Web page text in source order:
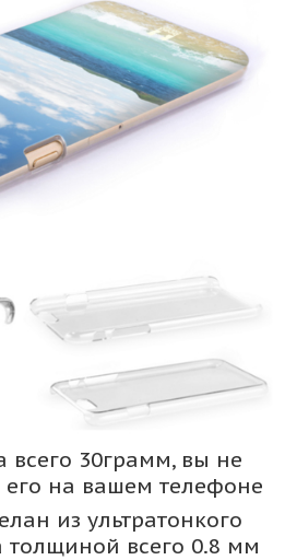
всего 30грамм, вы не
его на вашем телефоне
из ультратонкого
толщиной всего 0.8 мм